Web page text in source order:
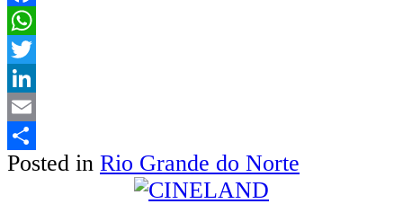
Facebook
WhatsApp
Twitter
LinkedIn
Email
Share
Posted in Rio Grande do Norte